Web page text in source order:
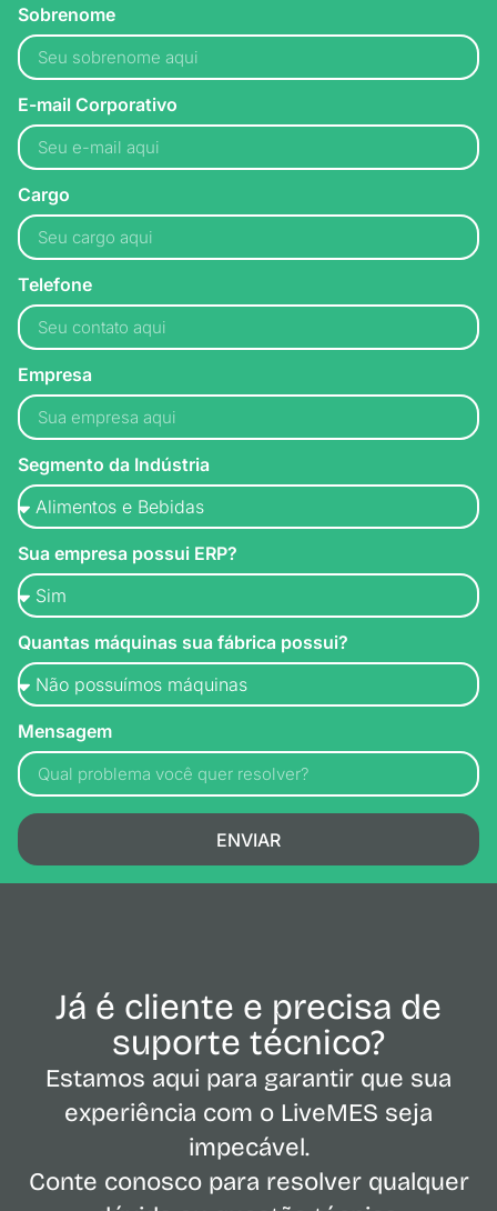
Sobrenome
E-mail Corporativo
Cargo
Telefone
Empresa
Segmento da Indústria
Sua empresa possui ERP?
Quantas máquinas sua fábrica possui?
Mensagem
ENVIAR
Já é cliente e precisa de
suporte técnico?
Estamos aqui para garantir que sua
experiência com o LiveMES seja
impecável.
Conte conosco para resolver qualquer